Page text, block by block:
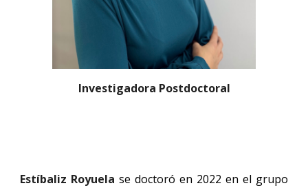
Investigadora Postdoctoral
Estíbaliz Royuelase doctoró en 2022 en el grupo